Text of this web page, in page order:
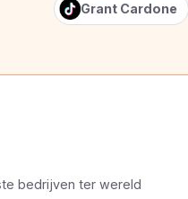
Grant Cardone
bedrijven ter wereld